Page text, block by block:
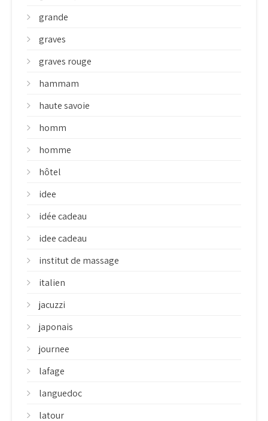
grande
graves
graves rouge
hammam
haute savoie
homm
homme
hôtel
idee
idée cadeau
idee cadeau
institut de massage
italien
jacuzzi
japonais
journee
lafage
languedoc
latour